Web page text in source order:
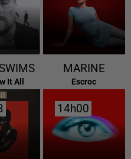
It All
MARINE
Escroc
14h00
14h00